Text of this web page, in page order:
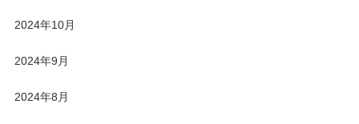
2024年10月
2024年9月
2024年8月